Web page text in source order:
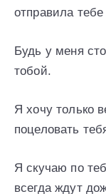
отправила
Будь у меня
тобой.
Я хочу только
поцеловать
Я скучаю по
всегда ждут